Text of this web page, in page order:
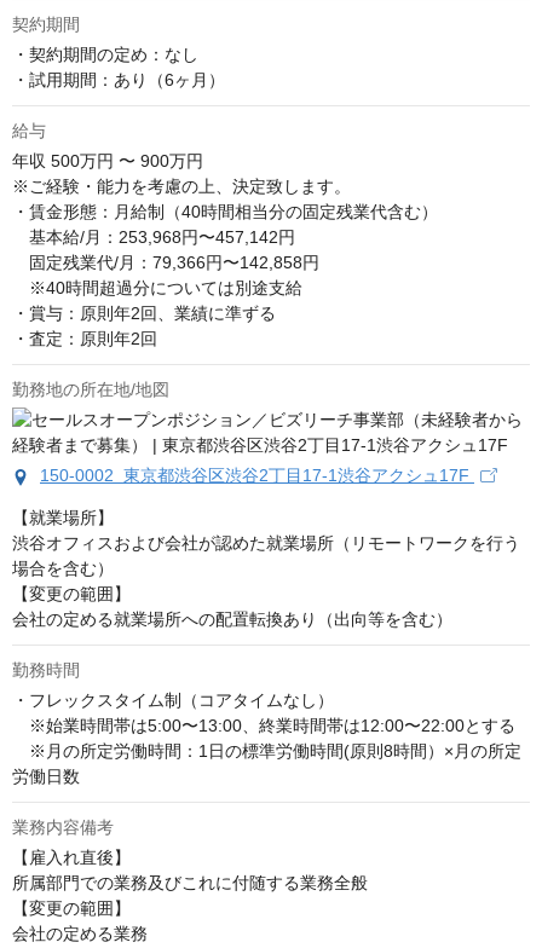
契約期間
・契約期間の定め：なし
・試用期間：あり（6ヶ月）
給与
年収 500万円 〜 900万円
※ご経験・能力を考慮の上、決定致します。
・賃金形態：月給制（40時間相当分の固定残業代含む）
基本給/月：253,968円〜457,142円
固定残業代/月：79,366円〜142,858円
※40時間超過分については別途支給
・賞与：原則年2回、業績に準ずる
・査定：原則年2回
勤務地の所在地/地図
150-0002 東京都渋谷区渋谷2丁目17-1渋谷アクシュ17F
【就業場所】
渋谷オフィスおよび会社が認めた就業場所（リモートワークを行う
場合を含む）
【変更の範囲】
会社の定める就業場所への配置転換あり（出向等を含む）
勤務時間
・フレックスタイム制（コアタイムなし）
※始業時間帯は5:00〜13:00、終業時間帯は12:00〜22:00とする
※月の所定労働時間：1日の標準労働時間(原則8時間）×月の所定
労働日数
業務内容備考
【雇入れ直後】
所属部門での業務及びこれに付随する業務全般
【変更の範囲】
会社の定める業務